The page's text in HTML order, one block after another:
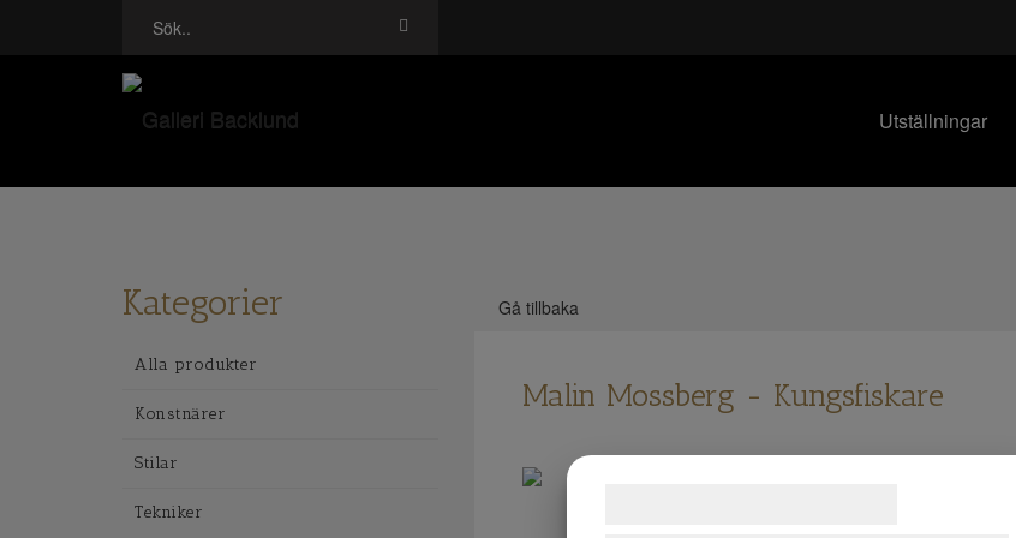
Utställningar
Kategorier
Alla produkter
Konstnärer
Stilar
Tekniker
Gå tillbaka
Malin Mossberg - Kungsfiskare